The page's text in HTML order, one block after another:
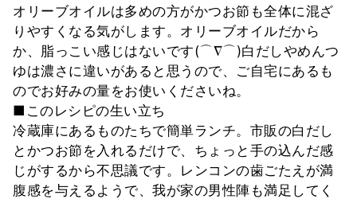
オリーブオイルは多めの方がかつお節も全体に混ざ
りやすくなる気がします。オリーブオイルだから
か、脂っこい感じはないです(⌒∇⌒)白だしやめんつ
ゆは濃さに違いがあると思うので、ご自宅にあるも
のでお好みの量をお使いくださいね。
■このレシピの生い立ち
冷蔵庫にあるものたちで簡単ランチ。市販の白だし
とかつお節を入れるだけで、ちょっと手の込んだ感
じがするから不思議です。レンコンの歯ごたえが満
腹感を与えるようで、我が家の男性陣も満足してく